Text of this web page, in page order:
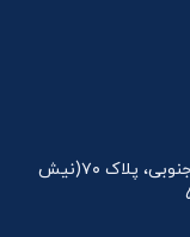
تهران، بلوار اندرزگو، نبش خیابان عبداللهی جنوبی، پلاک ۷۰(نیش